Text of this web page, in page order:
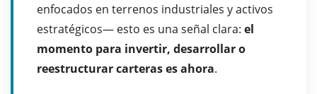
enfocados en terrenos industriales y activos
estratégicos— esto es una señal clara: el
momento para invertir, desarrollar o
reestructurar carteras es ahora.